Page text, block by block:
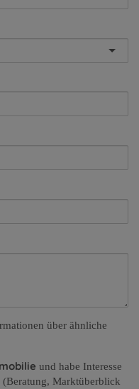
über ähnliche
und habe Interesse
Marktüberblick